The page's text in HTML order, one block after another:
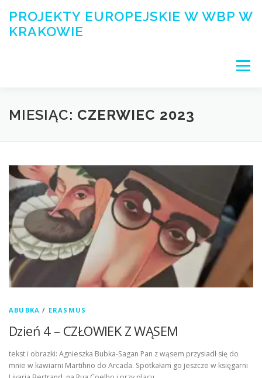
treści
PROJEKTY EUROPEJSKIE W WBP W
KRAKOWIE
Menu
PROJEKTY O BIBLIOTECE/ABOUT US
GALERIA KONTAKT
MIESIĄC: CZERWIEC 2023
ABUBKA / ERASMUS
Dzień 4 – CZŁOWIEK Z WĄSEM
tekst i obrazki: Agnieszka Bubka-Sagan Pan z wąsem przysiadł się do
mnie w kawiarni Martihno do Arcada. Spotkałam go jeszcze w księgarni